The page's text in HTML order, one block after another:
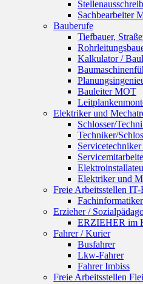
Sachbearbeiter
Bauberufe
Tiefbauer,
Kalkulator /
Bauleiter MOT
Elektriker und
Schlosser/
Techniker/
Elektriker und
Freie Arbeitsstellen IT-
Erzieher /
ERZIEHER im
Fahrer / Kurier
Busfahrer
Lkw-Fahrer
Fahrer Imbiss
Freie Arbeitsstellen